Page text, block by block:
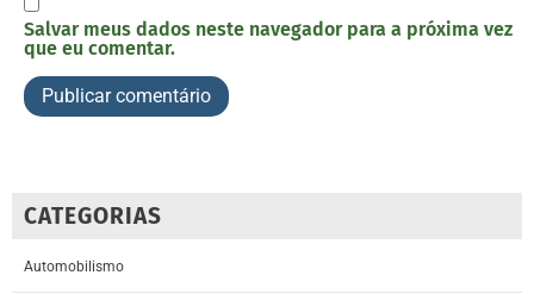
Salvar meus dados neste navegador para a próxima vez
que eu comentar.
CATEGORIAS
Automobilismo